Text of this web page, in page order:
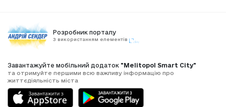
Розробник порталу
З використанням елементів
Завантажуйте мобільний додаток "Melitopol Smart City"
та отримуйте першими всю важливу інформацію про
життєдіяльність міста